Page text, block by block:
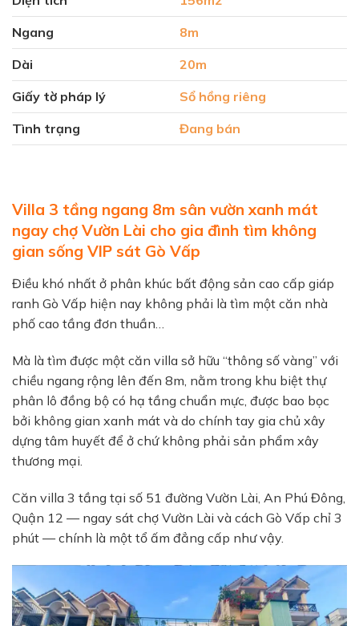
Ngang
8m
Dài
20m
Giấy tờ pháp lý
Sổ hồng riêng
Tình trạng
Đang bán
Villa 3 tầng ngang 8m sân vườn xanh mát
ngay chợ Vườn Lài cho gia đình tìm không
gian sống VIP sát Gò Vấp
Điều khó nhất ở phân khúc bất động sản cao cấp giáp
ranh Gò Vấp hiện nay không phải là tìm một căn nhà
phố cao tầng đơn thuần…
Mà là tìm được một căn villa sở hữu “thông số vàng” với
chiều ngang rộng lên đến 8m, nằm trong khu biệt thự
phân lô đồng bộ có hạ tầng chuẩn mực, được bao bọc
bởi không gian xanh mát và do chính tay gia chủ xây
dựng tâm huyết để ở chứ không phải sản phẩm xây
thương mại.
Căn villa 3 tầng tại số 51 đường Vườn Lài, An Phú Đông,
Quận 12 — ngay sát chợ Vườn Lài và cách Gò Vấp chỉ 3
phút — chính là một tổ ấm đẳng cấp như vậy.